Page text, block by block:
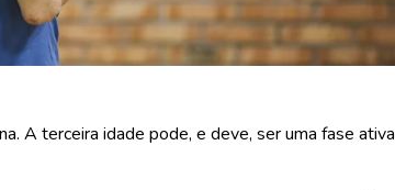
A terceira idade pode, e deve, ser uma fase